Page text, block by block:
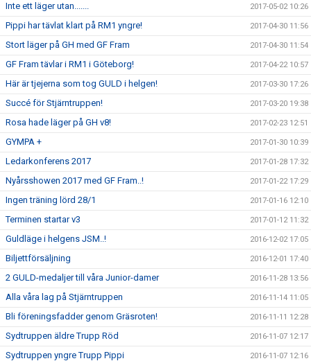
Inte ett läger utan....... 2017-05-02 10:26
Pippi har tävlat klart på RM1 yngre! 2017-04-30 11:56
Stort läger på GH med GF Fram 2017-04-30 11:54
GF Fram tävlar i RM1 i Göteborg! 2017-04-22 10:57
Här är tjejerna som tog GULD i helgen! 2017-03-30 17:26
Succé för Stjärntruppen! 2017-03-20 19:38
Rosa hade läger på GH v8! 2017-02-23 12:51
GYMPA + 2017-01-30 10:39
Ledarkonferens 2017 2017-01-28 17:32
Nyårsshowen 2017 med GF Fram..! 2017-01-22 17:29
Ingen träning lörd 28/1 2017-01-16 12:10
Terminen startar v3 2017-01-12 11:32
Guldläge i helgens JSM..! 2016-12-02 17:05
Biljettförsäljning 2016-12-01 17:40
2 GULD-medaljer till våra Junior-damer 2016-11-28 13:56
Alla våra lag på Stjärntruppen 2016-11-14 11:05
Bli föreningsfadder genom Gräsroten! 2016-11-11 12:28
Sydtruppen äldre Trupp Röd 2016-11-07 12:17
Sydtruppen yngre Trupp Pippi 2016-11-07 12:16